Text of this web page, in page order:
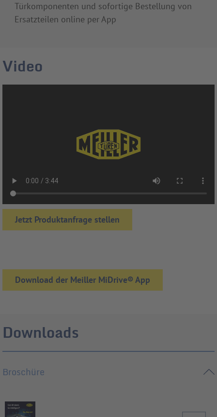
Türkomponenten und sofortige Bestellung von
Ersatzteilen online per App
Video
Jetzt Produktanfrage stellen
Download der Meiller MiDrive® App
Downloads
Broschüre